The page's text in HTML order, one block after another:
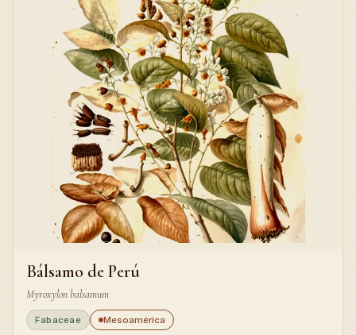
Bálsamo de Perú
Myroxylon balsamum
Fabaceae Mesoamérica